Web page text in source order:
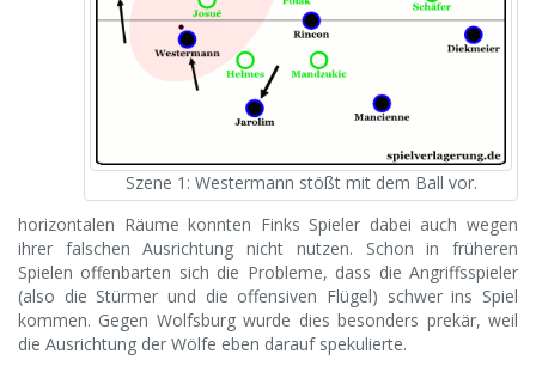
Szene 1: Westermann stößt mit dem Ball vor.
horizontalen Räume konnten Finks Spieler dabei auch wegen
ihrer falschen Ausrichtung nicht nutzen. Schon in früheren
Spielen offenbarten sich die Probleme, dass die Angriffsspieler
(also die Stürmer und die offensiven Flügel) schwer ins Spiel
kommen. Gegen Wolfsburg wurde dies besonders prekär, weil
die Ausrichtung der Wölfe eben darauf spekulierte.